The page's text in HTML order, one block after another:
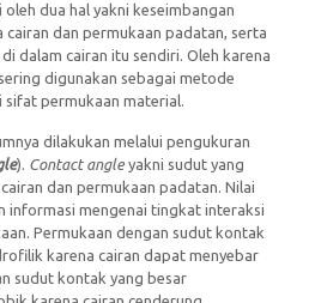
dua hal yakni keseimbangan
cairan dan permukaan padatan, serta
dalam cairan itu sendiri. Oleh karena
sering digunakan sebagai metode
permukaan material.
dilakukan melalui pengukuran
). Contact angleyakni sudut yang
dan permukaan padatan. Nilai
informasi mengenai tingkat interaksi
Permukaan dengan sudut kontak
karena cairan dapat menyebar
sudut kontak yang besar